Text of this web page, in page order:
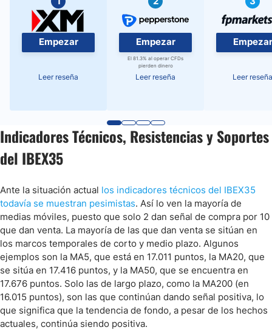
Empezar
Leer reseña
Empezar
El 81.3% al operar CFDs
pierden dinero
Leer reseña
Empezar
Leer reseña
Indicadores Técnicos, Resistencias y Soportes
del IBEX35
Ante la situación actual los indicadores técnicos del IBEX35
todavía se muestran pesimistas. Así lo ven la mayoría de
medias móviles, puesto que solo 2 dan señal de compra por 10
que dan venta. La mayoría de las que dan venta se sitúan en
los marcos temporales de corto y medio plazo. Algunos
ejemplos son la MA5, que está en 17.011 puntos, la MA20, que
se sitúa en 17.416 puntos, y la MA50, que se encuentra en
17.676 puntos. Solo las de largo plazo, como la MA200 (en
16.015 puntos), son las que continúan dando señal positiva, lo
que significa que la tendencia de fondo, a pesar de los hechos
actuales, continúa siendo positiva.